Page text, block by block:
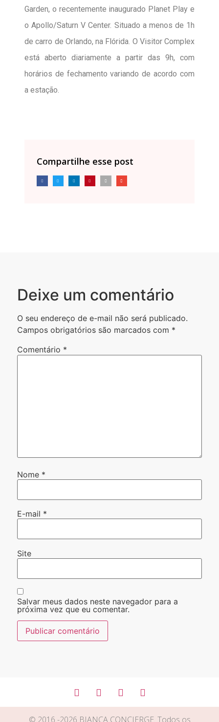
Garden, o recentemente inaugurado Planet Play e
o Apollo/Saturn V Center. Situado a menos de 1h
de carro de Orlando, na Flórida. O Visitor Complex
está aberto diariamente a partir das 9h, com
horários de fechamento variando de acordo com
a estação.
Compartilhe esse post
Deixe um comentário
O seu endereço de e-mail não será publicado.
Campos obrigatórios são marcados com *
Comentário *
Nome *
E-mail *
Site
Salvar meus dados neste navegador para a
próxima vez que eu comentar.
© 2016 -2026 BIANCA CONCIERGE. Todos os